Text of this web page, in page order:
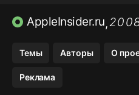
OZON БАНК KAKAOTALK И
AppleInsider.ru,
Темы Авторы О
Реклама